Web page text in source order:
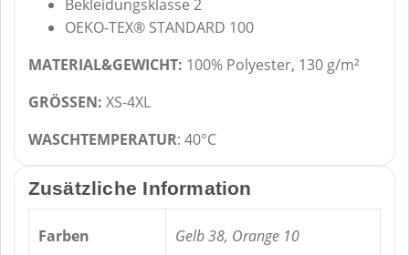
Bekleidungsklasse 2
OEKO-TEX® STANDARD 100
MATERIAL&GEWICHT: 100% Polyester, 130 g/m²
GRÖSSEN: XS-4XL
WASCHTEMPERATUR: 40°C
Zusätzliche Information
Farben Gelb 38, Orange 10